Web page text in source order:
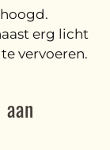
erg licht
vervoeren.